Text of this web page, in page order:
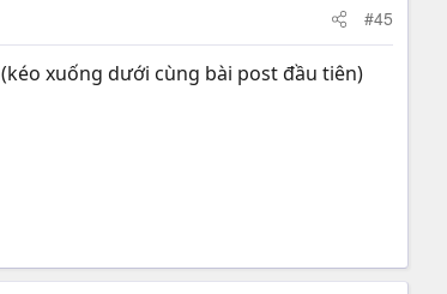
#45
(kéo xuống dưới cùng bài post đầu tiên)